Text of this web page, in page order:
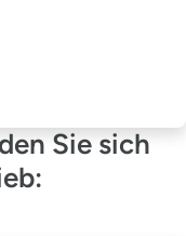
Sie sich